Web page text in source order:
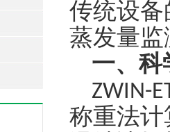
传统设
蒸发量
一、科
ZWIN-
称重法